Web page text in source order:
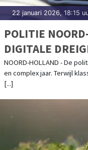
22 januari 2026, 18:15
POLITIE
DIGITALE
CRIMINALITEIT
NOORD-HOLLAND - De
en complex jaar. Terwijl
[...]